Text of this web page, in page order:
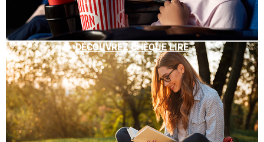
DÉCOUVREZ CHÈQUE LIRE